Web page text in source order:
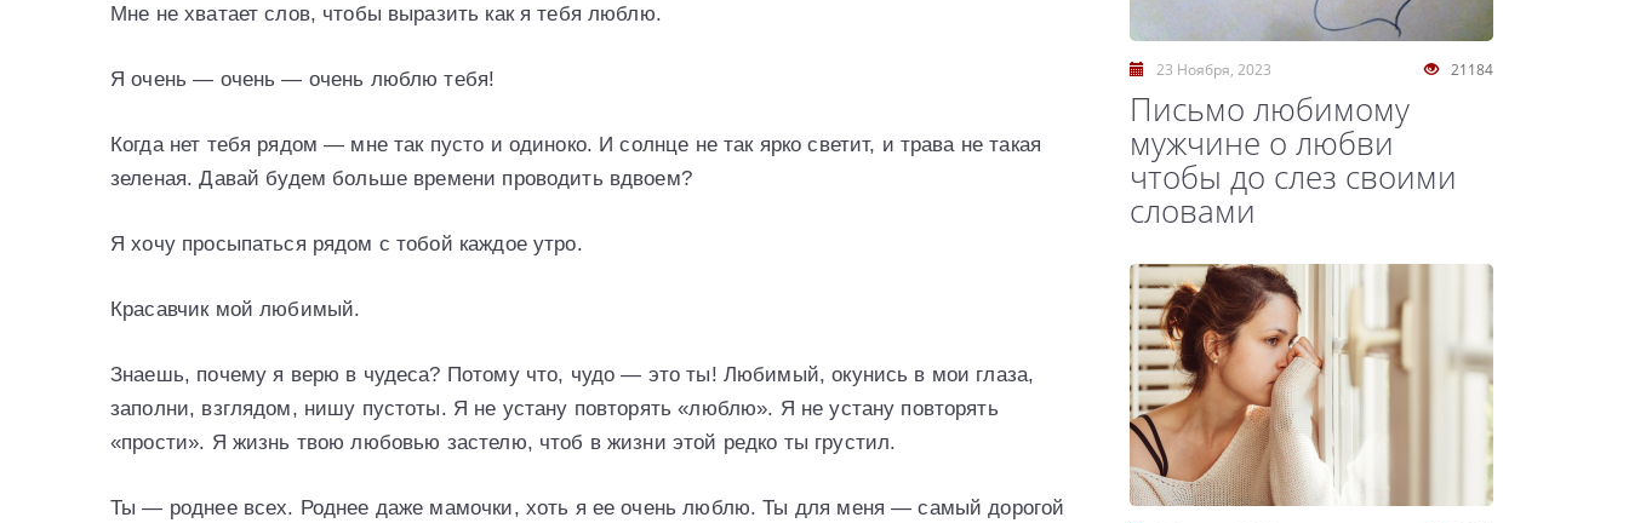
Мне не хватает слов, чтобы выразить как я тебя люблю.
Я очень — очень — очень люблю тебя!
Когда нет тебя рядом — мне так пусто и одиноко. И солнце не так ярко светит, и трава не такая
зеленая. Давай будем больше времени проводить вдвоем?
Я хочу просыпаться рядом с тобой каждое утро.
Красавчик мой любимый.
Знаешь, почему я верю в чудеса? Потому что, чудо — это ты! Любимый, окунись в мои глаза,
заполни, взглядом, нишу пустоты. Я не устану повторять «люблю». Я не устану повторять
«прости». Я жизнь твою любовью застелю, чтоб в жизни этой редко ты грустил.
Ты — роднее всех. Роднее даже мамочки, хоть я ее очень люблю. Ты для меня — самый дорогой
21184
23 Ноября, 2023
Письмо любимому
мужчине о любви
чтобы до слез своими
словами